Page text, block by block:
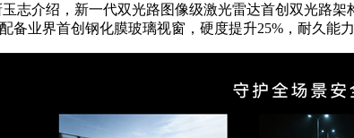
志介绍，新一代双光路图像级激光雷达首创双光路
备业界首创钢化膜玻璃视窗，硬度提升25%，耐久能